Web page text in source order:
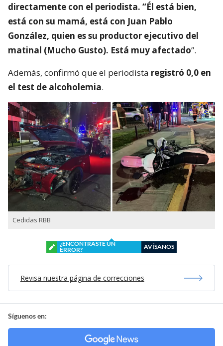
directamente con el periodista. “Él está bien,
está con su mamá, está con Juan Pablo
González, quien es su productor ejecutivo del
matinal (Mucho Gusto). Está muy afectado”.
Además, confirmó que el periodista registró 0,0 en
el test de alcoholemia.
Cedidas RBB
¿ENCONTRASTE UN
ERROR?
AVÍSANOS
Revisa nuestra página de correcciones
Síguenos en: